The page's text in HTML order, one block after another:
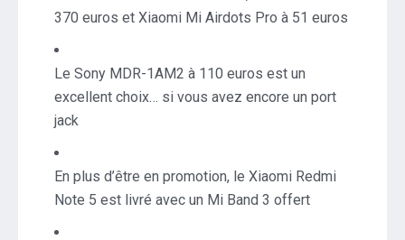
370 euros et Xiaomi Mi Airdots Pro à 51 euros
Le Sony MDR-1AM2 à 110 euros est un
excellent choix… si vous avez encore un port
jack
En plus d’être en promotion, le Xiaomi Redmi
Note 5 est livré avec un Mi Band 3 offert